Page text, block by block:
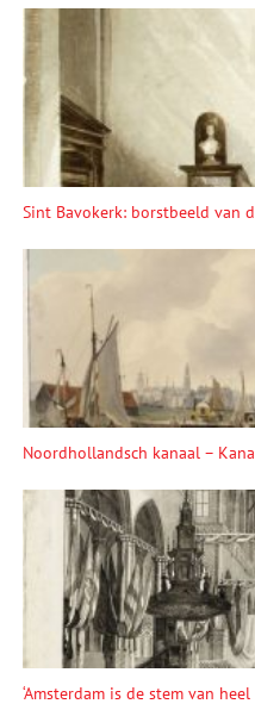
Sint Bavokerk: borstbeeld van
Noordhollandsch kanaal –
‘Amsterdam is de stem van heel